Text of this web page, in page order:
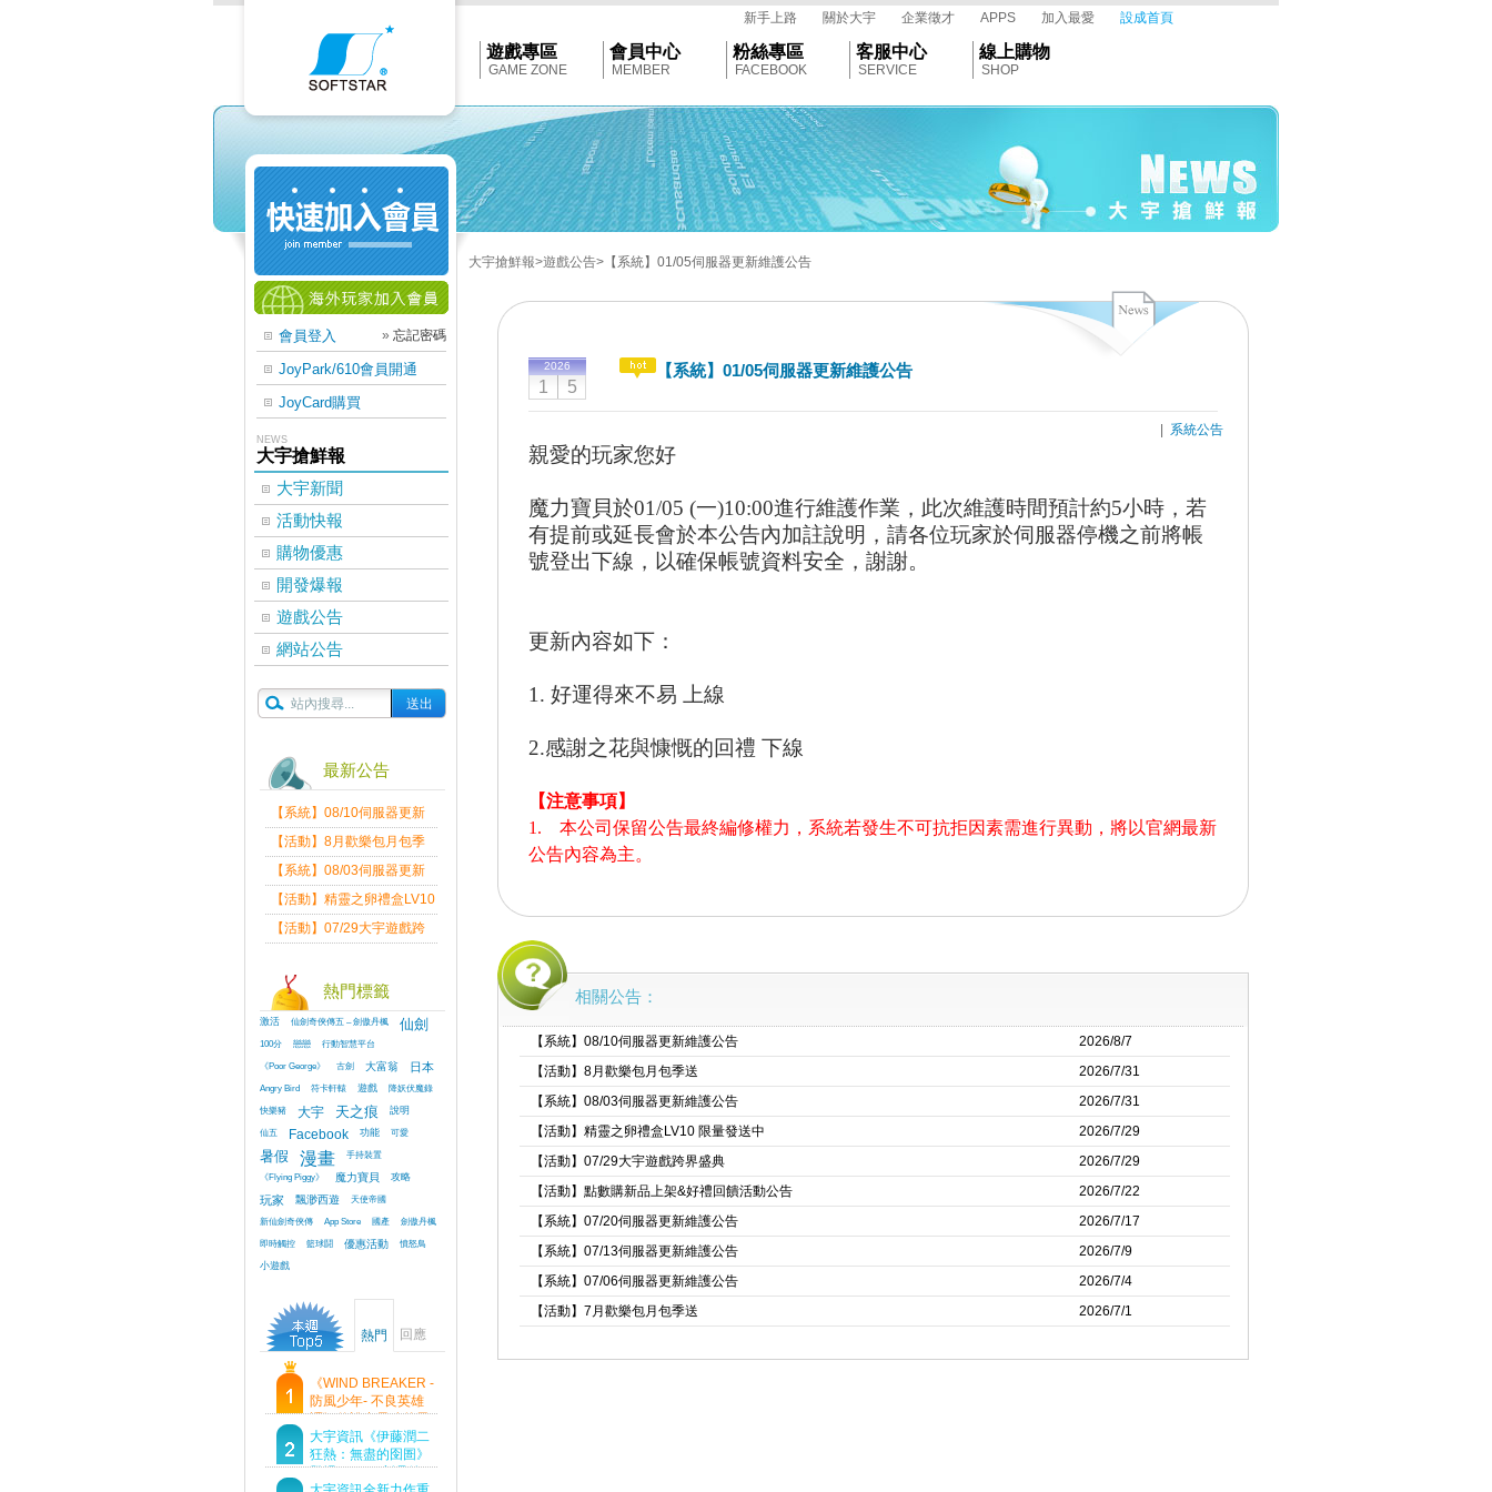
Softstar
新手上路 關於大宇 企業徵才 APPS 加入最愛 設成首頁
遊戲專區
GAME ZONE
會員中心
MEMBER
粉絲專區
FACEBOOK
客服中心
SERVICE
線上購物
SHOP
會員登入 » 忘記密碼
JoyPark/610會員開通
JoyCard購買
NEWS
大宇搶鮮報
大宇新聞
活動快報
購物優惠
開發爆報
遊戲公告
網站公告
最新公告
【系統】08/10伺服器更新
維護公告
【活動】8月歡樂包月包季
送
【系統】08/03伺服器更新
維護公告
【活動】精靈之卵禮盒LV10
限量發送中
【活動】07/29大宇遊戲跨
熱門標籤
激活 仙劍奇俠傳五 – 劍傲丹楓 仙劍
100分 戀戀
行動智慧平台
《Poor George》
古劍 大富翁 日本
Angry Bird 符卡軒轅 遊戲
降妖伏魔錄
快樂豬
大宇 天之痕
說明
仙五
Facebook 功能 可愛
暑假 漫畫
手持裝置
《Flying Piggy》
魔力寶貝 攻略
玩家 飄渺西遊
天使帝國
新仙劍奇俠傳
App Store 國產
劍傲丹楓
即時觸控
籃球鬪 優惠活動
憤怒鳥
小遊戲
熱門 回應
《WIND BREAKER -
防風少年- 不良英雄
譚》傳說中最強的男
人現身！即將顛覆風
鈴高中！
大宇資訊《伊藤潤二
狂熱：無盡的囹圄》
登場 Steam 新品節
大宇搶鮮報>遊戲公告>【系統】01/05伺服器更新維護公告
2026
1 5
【系統】01/05伺服器更新維護公告
系統公告
親愛的玩家您好
魔力寶貝於01/05 (一)10:00進行維護作業，此次維護時間預計約5小時，若
有提前或延長會於本公告內加註說明，請各位玩家於伺服器停機之前將帳
號登出下線，以確保帳號資料安全，謝謝。
更新內容如下：
1. 好運得來不易 上線
2.感謝之花與慷慨的回禮 下線
【注意事項】
1. 本公司保留公告最終編修權力，系統若發生不可抗拒因素需進行異動，將以官網最新
公告內容為主。
相關公告：
【系統】08/10伺服器更新維護公告
2026/8/7
【活動】8月歡樂包月包季送
2026/7/31
【系統】08/03伺服器更新維護公告
2026/7/31
【活動】精靈之卵禮盒LV10 限量發送中
2026/7/29
【活動】07/29大宇遊戲跨界盛典
2026/7/29
【活動】點數購新品上架&好禮回饋活動公告
2026/7/22
【系統】07/20伺服器更新維護公告
2026/7/17
【系統】07/13伺服器更新維護公告
2026/7/9
【系統】07/06伺服器更新維護公告
2026/7/4
【活動】7月歡樂包月包季送
2026/7/1